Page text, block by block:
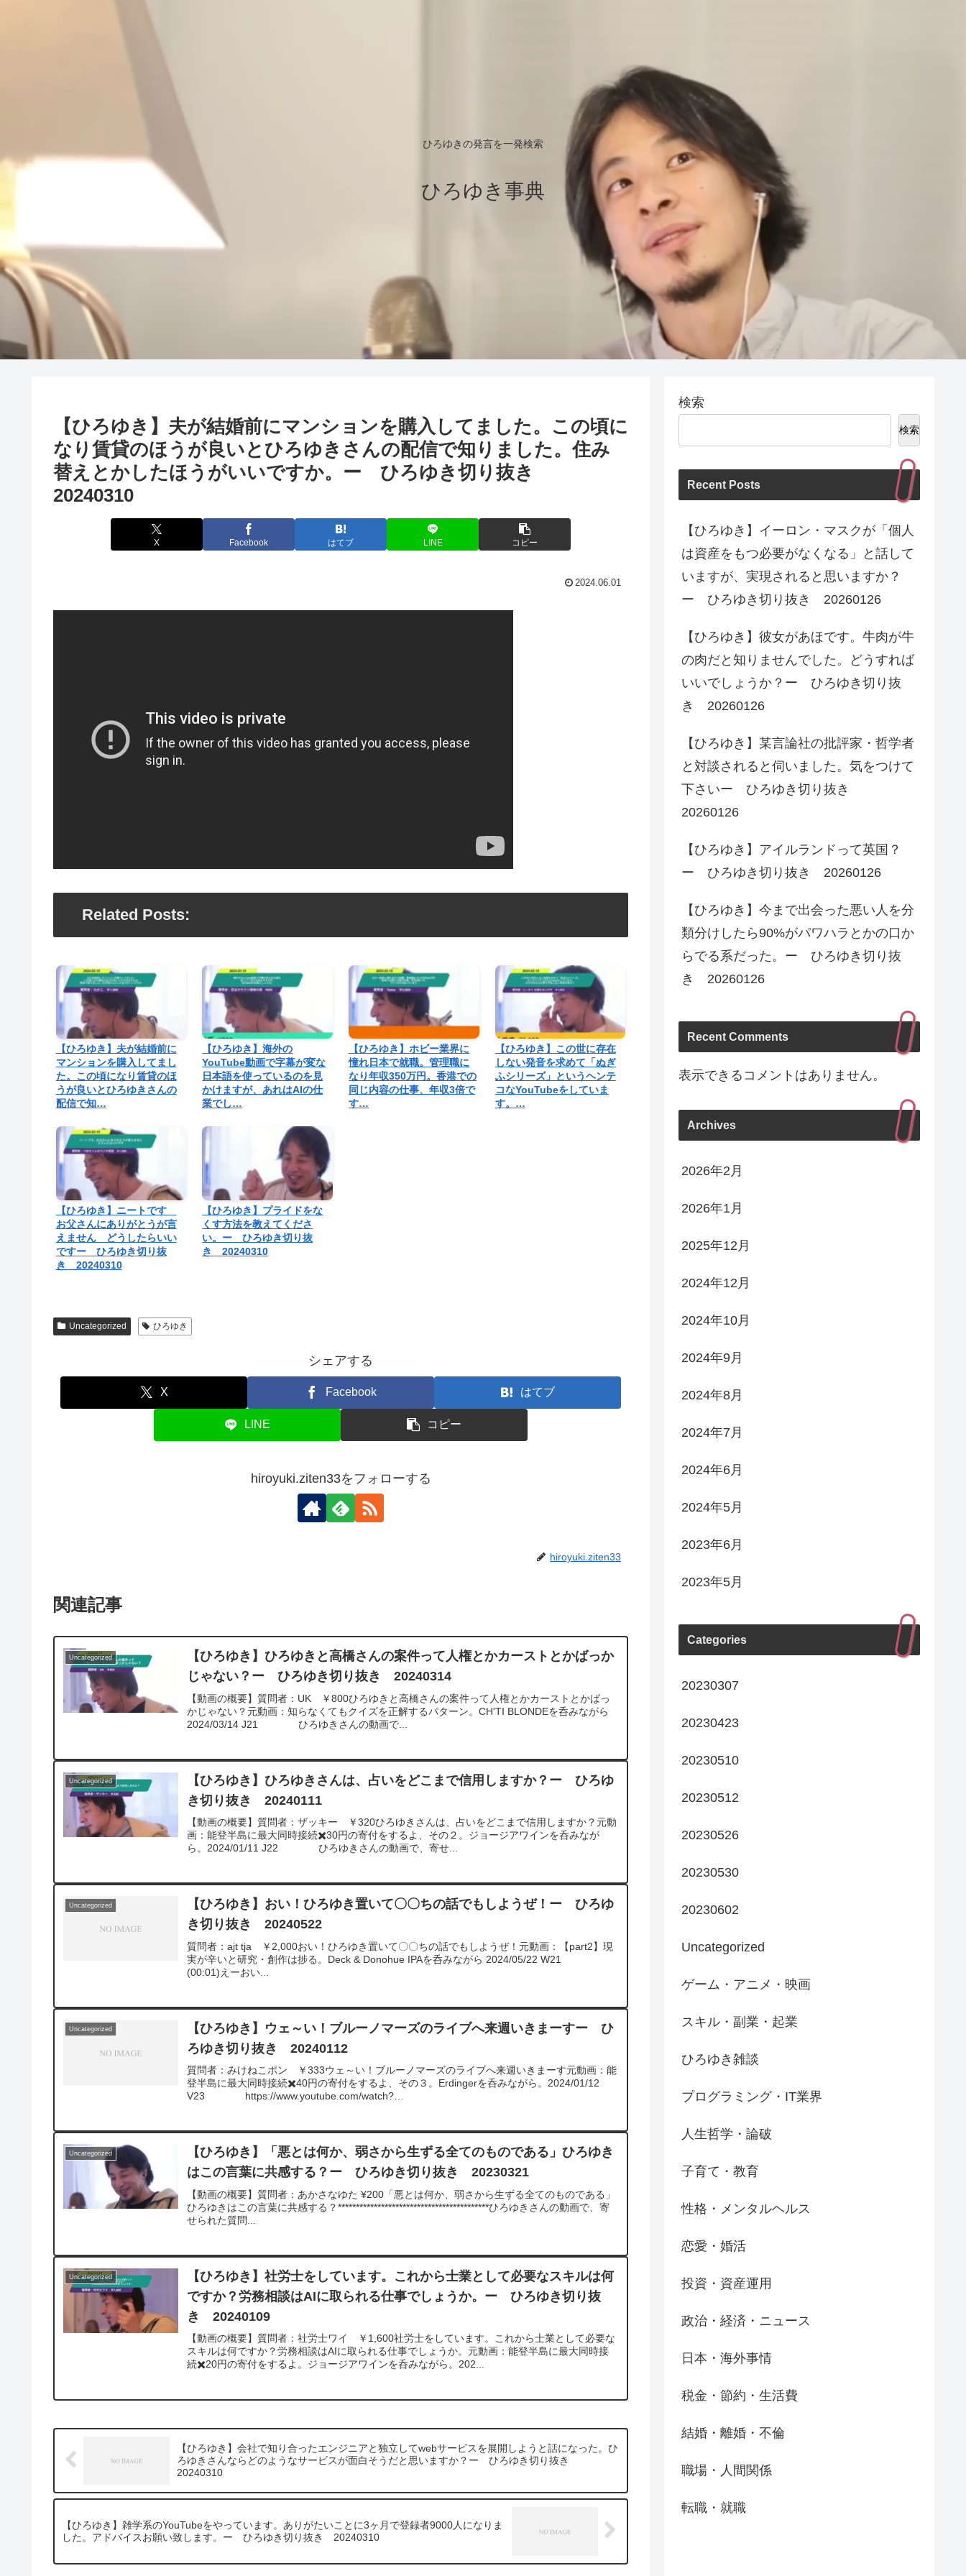
ひろゆきの発言を一発検索
ひろゆき事典
【ひろゆき】夫が結婚前にマンションを購入してました。この頃に
なり賃貸のほうが良いとひろゆきさんの配信で知りました。住み
替えとかしたほうがいいですか。ー ひろゆき切り抜き
20240310
X Facebook はてブ LINE コピー
2024.06.01
Related Posts:
【ひろゆき】夫が結婚前に
マンションを購入してまし
た。この頃になり賃貸のほ
うが良いとひろゆきさんの
配信で知…
【ひろゆき】海外の
YouTube動画で字幕が変な
日本語を使っているのを見
かけますが、あれはAIの仕
業でし…
【ひろゆき】ホビー業界に
憧れ日本で就職。管理職に
なり年収350万円。香港での
同じ内容の仕事、年収3倍で
す…
【ひろゆき】この世に存在
しない発音を求めて「ぬぎ
ふシリーズ」というヘンテ
コなYouTubeをしていま
す。…
【ひろゆき】ニートです
お父さんにありがとうが言
えません どうしたらいい
ですー ひろゆき切り抜
き 20240310
【ひろゆき】プライドをな
くす方法を教えてくださ
い。ー ひろゆき切り抜
き 20240310
Uncategorized ひろゆき
シェアする
X Facebook はてブ
LINE コピー
hiroyuki.ziten33をフォローする
hiroyuki.ziten33
関連記事
Uncategorized
【ひろゆき】ひろゆきと高橋さんの案件って人権とかカーストとかばっか
じゃない？ー ひろゆき切り抜き 20240314
【動画の概要】質問者：UK ￥800ひろゆきと高橋さんの案件って人権とかカーストとかばっ
かじゃない？元動画：知らなくてもクイズを正解するパターン。CH'TI BLONDEを呑みながら
2024/03/14 J21 ひろゆきさんの動画で...
Uncategorized
【ひろゆき】ひろゆきさんは、占いをどこまで信用しますか？ー ひろゆ
き切り抜き 20240111
【動画の概要】質問者：ザッキー ￥320ひろゆきさんは、占いをどこまで信用しますか？元動
画：能登半島に最大同時接続✖️30円の寄付をするよ、その２。ジョージアワインを呑みなが
ら。2024/01/11 J22 ひろゆきさんの動画で、寄せ...
Uncategorized
【ひろゆき】おい！ひろゆき置いて〇〇ちの話でもしようぜ！ー ひろゆ
き切り抜き 20240522
質問者：ajt tja ￥2,000おい！ひろゆき置いて〇〇ちの話でもしようぜ！元動画：【part2】現
実が辛いと研究・創作は捗る。Deck & Donohue IPAを呑みながら 2024/05/22 W21
(00:01)えーおい...
Uncategorized
【ひろゆき】ウェ～い！ブルーノマーズのライブへ来週いきまーすー ひ
ろゆき切り抜き 20240112
質問者：みけねこポン ￥333ウェ～い！ブルーノマーズのライブへ来週いきまーす元動画：能
登半島に最大同時接続✖️40円の寄付をするよ、その３。Erdingerを呑みながら。2024/01/12
V23 https://www.youtube.com/watch?
れば、下記のサイトから検索してみてください。https://hiroyuki-ziten.com/できるだけ、多くの
質問を今後も編集し、アップロードしていきますので、使いやすいと感じて頂けたら、いい
ね！やチャンネル登録をよろしくお願いします。
Uncategorized
【ひろゆき】「悪とは何か、弱さから生ずる全てのものである」ひろゆき
はこの言葉に共感する？ー ひろゆき切り抜き 20230321
【動画の概要】質問者：あかさなゆた ¥200「悪とは何か、弱さから生ずる全てのものである」
ひろゆきはこの言葉に共感する？******************************************ひろゆきさんの動画で、寄
せられた質問...
Uncategorized
【ひろゆき】社労士をしています。これから士業として必要なスキルは何
ですか？労務相談はAIに取られる仕事でしょうか。ー ひろゆき切り抜
き 20240109
【動画の概要】質問者：社労士ワイ ￥1,600社労士をしています。これから士業として必要な
スキルは何ですか？労務相談はAIに取られる仕事でしょうか。元動画：能登半島に最大同時接
続✖️20円の寄付をするよ。ジョージアワインを呑みながら。202...
【ひろゆき】会社で知り合ったエンジニアと独立してwebサービスを展開しようと話になった。ひ
ろゆきさんならどのようなサービスが面白そうだと思いますか？ー ひろゆき切り抜き
20240310
【ひろゆき】雑学系のYouTubeをやっています。ありがたいことに3ヶ月で登録者9000人になりま
した。アドバイスお願い致します。ー ひろゆき切り抜き 20240310
検索
検索
Recent Posts
【ひろゆき】イーロン・マスクが「個人
は資産をもつ必要がなくなる」と話して
いますが、実現されると思いますか？
ー ひろゆき切り抜き 20260126
【ひろゆき】彼女があほです。牛肉が牛
の肉だと知りませんでした。どうすれば
いいでしょうか？ー ひろゆき切り抜
き 20260126
【ひろゆき】某言論社の批評家・哲学者
と対談されると伺いました。気をつけて
下さいー ひろゆき切り抜き
20260126
【ひろゆき】アイルランドって英国？
ー ひろゆき切り抜き 20260126
【ひろゆき】今まで出会った悪い人を分
類分けしたら90%がパワハラとかの口か
らでる系だった。ー ひろゆき切り抜
き 20260126
Recent Comments
表示できるコメントはありません。
Archives
2026年2月
2026年1月
2025年12月
2024年12月
2024年10月
2024年9月
2024年8月
2024年7月
2024年6月
2024年5月
2023年6月
2023年5月
Categories
20230307
20230423
20230510
20230512
20230526
20230530
20230602
Uncategorized
ゲーム・アニメ・映画
スキル・副業・起業
ひろゆき雑談
プログラミング・IT業界
人生哲学・論破
子育て・教育
性格・メンタルヘルス
恋愛・婚活
投資・資産運用
政治・経済・ニュース
日本・海外事情
税金・節約・生活費
結婚・離婚・不倫
職場・人間関係
転職・就職